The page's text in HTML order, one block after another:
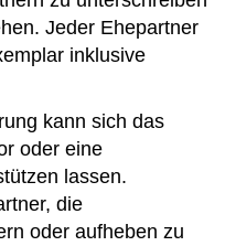
Jeder Ehepartner
inklusive
kann sich das
oder eine
lassen.
die
oder aufheben zu